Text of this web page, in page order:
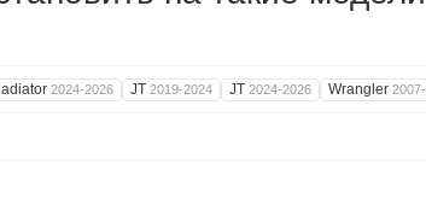
2024-2026 JT 2019-2024 JT 2024-2026 Wrangler